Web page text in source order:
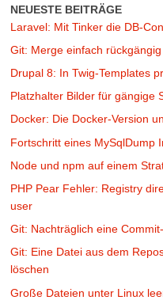
NEUESTE BEITRÄGE
Laravel: Mit Tinker die DB-
Git: Merge einfach
Drupal 8: In Twig-Templates
Platzhalter Bilder für gängige
Docker: Die Docker-Version
Fortschritt eines MySqlDump
Node und npm auf einem
PHP Pear Fehler: Registry
user
Git: Nachträglich eine
Git: Eine Datei aus dem
löschen
Große Dateien unter Linux